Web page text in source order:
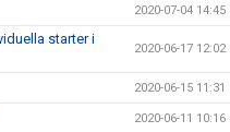
2020-07-04 14:45
starter i
2020-06-17 12:02
2020-06-15 11:31
2020-06-11 10:16